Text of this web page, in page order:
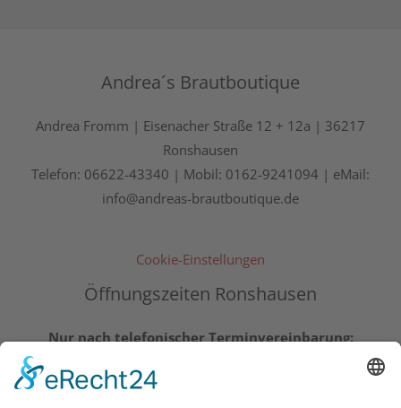
Andrea´s Brautboutique
Andrea Fromm | Eisenacher Straße 12 + 12a | 36217
Ronshausen
Telefon: 06622-43340 | Mobil: 0162-9241094 | eMail:
info@andreas-brautboutique.de
Cookie-Einstellungen
Öffnungszeiten Ronshausen
Nur nach telefonischer Terminvereinbarung:
Montag – Freitag 10.00 – 13.00 Uhr und 14.00 – 19.00
Uhr | Samstag 10.00 – 14.00 Uhr